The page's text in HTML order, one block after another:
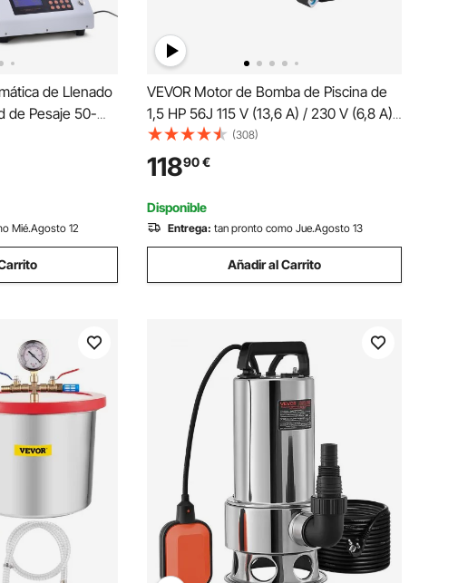
de Llenado
de Pesaje 50-
Bomba
para
Salsa de
Mié.Agosto 12
VEVOR Motor de Bomba de Piscina de
1,5 HP 56J 115 V (13,6 A) / 230 V (6,8 A)
3450 RPM Factor de Trabajo 1,3
Condensador de 90 µF/250 V Motor de
Repuesto de Brida Redonda Giratorio
CCW para Piscinas
(308)
11890€
Disponible
Entrega: tan pronto como Jue.Agosto 13
Añadir al Carrito